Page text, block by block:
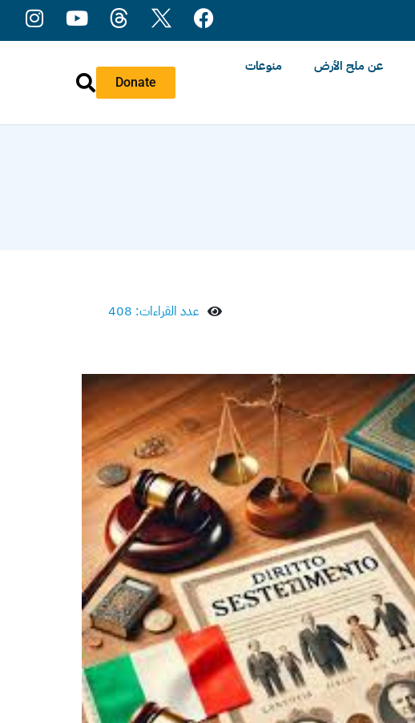
Donate
عن ملح الأرض
منوعات
عدد القراءات: 408